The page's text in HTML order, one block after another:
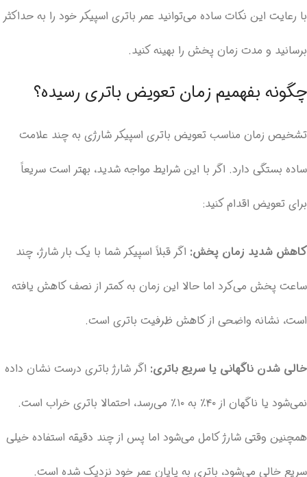
با رعایت این نکات ساده می‌توانید عمر باتری اسپیکر خود را به حداکثر
برسانید و مدت زمان پخش را بهینه کنید.
چگونه بفهمیم زمان تعویض باتری رسیده؟
تشخیص زمان مناسب تعویض باتری اسپیکر شارژی به چند علامت
ساده بستگی دارد. اگر با این شرایط مواجه شدید، بهتر است سریعاً
برای تعویض اقدام کنید:
کاهش شدید زمان پخش: اگر قبلاً اسپیکر شما با یک بار شارژ، چند
ساعت پخش می‌کرد اما حالا این زمان به کمتر از نصف کاهش یافته
است، نشانه واضحی از کاهش ظرفیت باتری است.
خالی شدن ناگهانی یا سریع باتری: اگر شارژ باتری درست نشان داده
نمی‌شود یا ناگهان از ۴۰٪ به ۱۰٪ می‌رسد، احتمالا باتری خراب است.
همچنین وقتی شارژ کامل می‌شود اما پس از چند دقیقه استفاده خیلی
سریع خالی می‌شود، باتری به پایان عمر خود نزدیک شده است.